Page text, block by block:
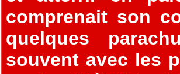
comprenait son
quelques
souvent avec les